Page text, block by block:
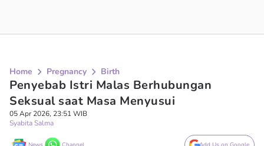
Home Pregnancy Birth
Penyebab Istri Malas Berhubungan
Seksual saat Masa Menyusui
05 Apr 2026, 23:51 WIB
Syabita Salma